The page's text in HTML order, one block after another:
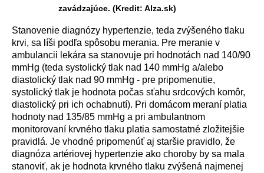
zavádzajúce. (Kredit: Alza.sk)
Stanovenie diagnózy hypertenzie, teda zvýšeného tlaku
krvi, sa l íši podľa spôsobu merania. Pre meranie v
ambulancii lekára sa stanovuje pri hodnotách nad 140/90
mmHg (teda systolický tlak nad 140 mmHg a/alebo
diastolický tlak nad 90 mmHg - pre pripomenutie,
systolický tlak je hodnota počas sťahu srdcových komôr,
diastolický pri ich ochabnutí). Pri domácom meraní platia
hodnoty nad 135/85 mmHg a pri ambulantnom
monitorovaní krvného tlaku platia samostatné zložitejšie
pravidl á. Je vhodné pripomenúť aj staršie pravidlo, že
diagnóza artériovej hypertenzie ako choroby by sa mala
stanoviť, ak je hodnota krvného tlaku zvýšená najmenej